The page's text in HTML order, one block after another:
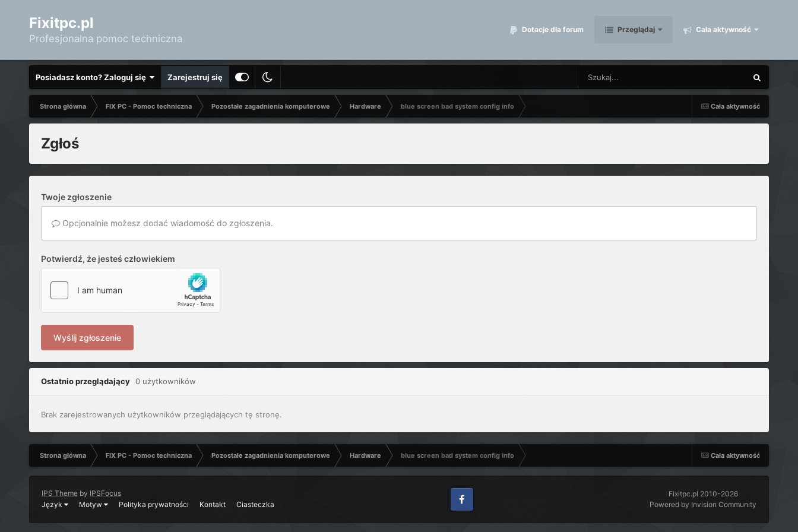
Fixitpc.pl
Profesjonalna pomoc techniczna
Dotacje dla forum Przeglądaj Cała aktywność
Posiadasz konto? Zaloguj się Zarejestruj się
Cała aktywność
Strona główna FIX PC - Pomoc techniczna Pozostałe zagadnienia komputerowe Hardware blue screen bad system config info
Zgłoś
Twoje zgłoszenie
Opcjonalnie możesz dodać wiadomość do zgłoszenia.
Potwierdź, że jesteś człowiekiem
Wyślij zgłoszenie
Ostatnio przeglądający 0 użytkowników
Brak zarejestrowanych użytkowników przeglądających tę stronę.
Cała aktywność
Strona główna FIX PC - Pomoc techniczna Pozostałe zagadnienia komputerowe Hardware blue screen bad system config info
IPS Themeby IPSFocus
Język
Motyw Polityka prywatności Kontakt Ciasteczka
Facebook
Fixitpc.pl 2010-2026
Powered by Invision Community